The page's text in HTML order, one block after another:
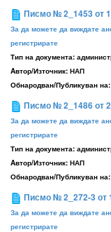
Писмо № 2_1453 от
За да можете да виждате
регистрирате
Тип на документа:
Aвтор/Източник: НАП
Обнародван/Публикуван на:
Писмо № 2_1486 от
За да можете да виждате
регистрирате
Тип на документа:
Aвтор/Източник: НАП
Обнародван/Публикуван на:
Писмо № 2_272-3 от
За да можете да виждате
регистрирате